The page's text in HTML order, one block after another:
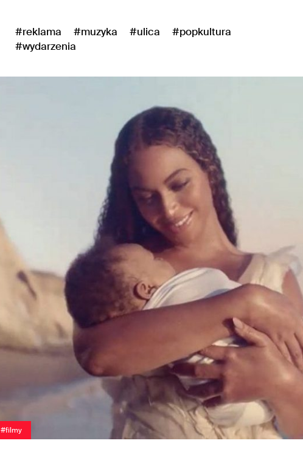
#reklama #muzyka #ulica
#popkultura
#wydarzenia
#filmy